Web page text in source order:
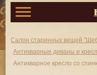
Салон старинных вещей
Антикварные диваны и
Антикварное кресло со